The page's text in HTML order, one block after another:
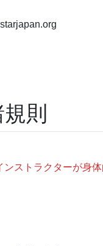
則
ンストラクターが身